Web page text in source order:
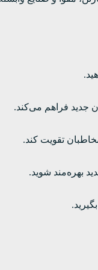
جدید فراهم می‌کند.
تقویت کند.
بهره‌مند شوید.